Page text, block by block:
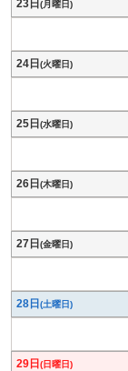
23日 (月曜日)
24日 (火曜日)
25日 (水曜日)
26日 (木曜日)
27日 (金曜日)
28日 (土曜日)
29日 (日曜日)